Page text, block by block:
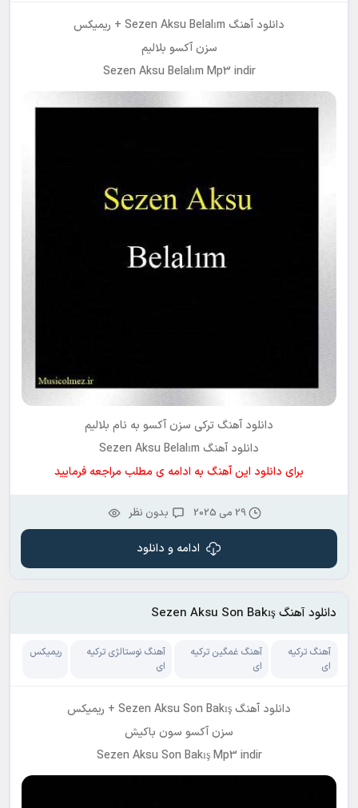
دانلود آهنگ Sezen Aksu Belalım + ریمیکس
سزن آکسو بلالیم
Sezen Aksu Belalım Mp3 indir
دانلود آهنگ ترکی سزن آکسو به نام بلالیم
دانلود آهنگ Sezen Aksu Belalım
برای دانلود این آهنگ به ادامه ی مطلب مراجعه فرمایید
29 می 2025 بدون نظر
ادامه و دانلود
دانلود آهنگ Sezen Aksu Son Bakış
آهنگ ترکیه
ای
آهنگ غمگین ترکیه
ای
آهنگ نوستالژی ترکیه
ای
ریمیکس
دانلود آهنگ Sezen Aksu Son Bakış + ریمیکس
سزن آکسو سون باکیش
Sezen Aksu Son Bakış Mp3 indir